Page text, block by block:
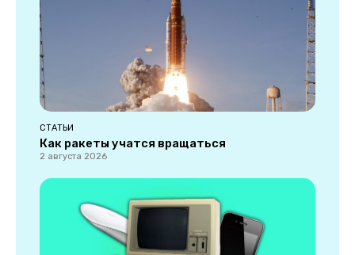
СТАТЬИ
Как ракеты учатся вращаться
2 августа 2026